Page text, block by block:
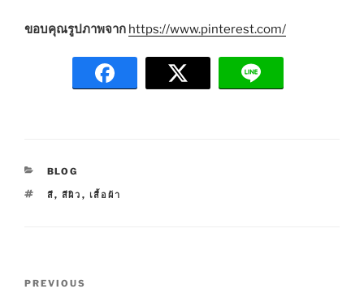
ขอบคุณรูปภาพจาก https://www.pinterest.com/
C
T
BLOG
T
สี, สีผิว , เสื้อผ้า
P
PREVIOUS